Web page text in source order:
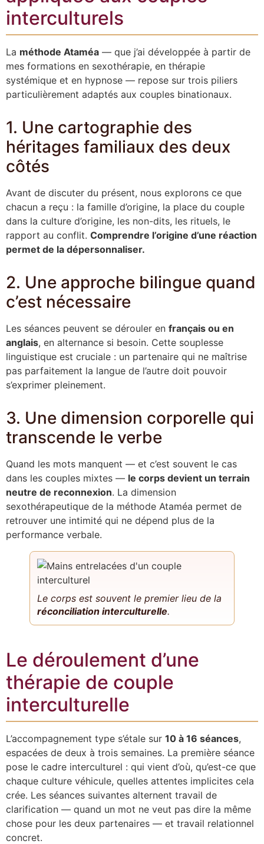
interculturels
La méthode Ataméa — que j’ai développée à partir de
mes formations en sexothérapie, en thérapie
systémique et en hypnose — repose sur trois piliers
particulièrement adaptés aux couples binationaux.
1. Une cartographie des
héritages familiaux des deux
côtés
Avant de discuter du présent, nous explorons ce que
chacun a reçu : la famille d’origine, la place du couple
dans la culture d’origine, les non-dits, les rituels, le
rapport au conflit. Comprendre l’origine d’une réaction
permet de la dépersonnaliser.
2. Une approche bilingue quand
c’est nécessaire
Les séances peuvent se dérouler en français ou en
anglais, en alternance si besoin. Cette souplesse
linguistique est cruciale : un partenaire qui ne maîtrise
pas parfaitement la langue de l’autre doit pouvoir
s’exprimer pleinement.
3. Une dimension corporelle qui
transcende le verbe
Quand les mots manquent — et c’est souvent le cas
dans les couples mixtes — le corps devient un terrain
neutre de reconnexion. La dimension
sexothérapeutique de la méthode Ataméa permet de
retrouver une intimité qui ne dépend plus de la
performance verbale.
Le corps est souvent le premier lieu de la
réconciliation interculturelle.
Le déroulement d’une
thérapie de couple
interculturelle
L’accompagnement type s’étale sur 10 à 16 séances,
espacées de deux à trois semaines. La première séance
pose le cadre interculturel : qui vient d’où, qu’est-ce que
chaque culture véhicule, quelles attentes implicites cela
crée. Les séances suivantes alternent travail de
clarification — quand un mot ne veut pas dire la même
chose pour les deux partenaires — et travail relationnel
concret.